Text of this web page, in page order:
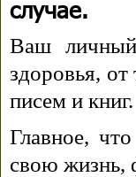
случае.
Ваш личный
здоровья,
писем и книг.
Главное,
свою жизнь,